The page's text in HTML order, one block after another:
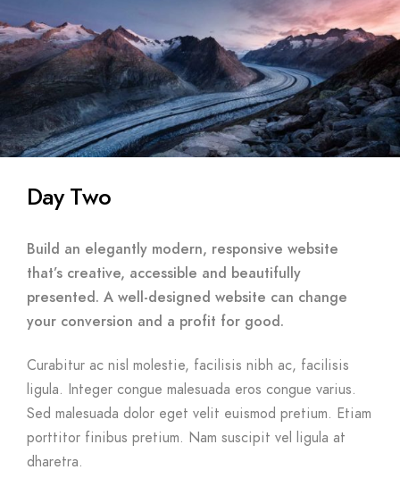
Day Two
Build an elegantly modern, responsive website
that’s creative, accessible and beautifully
presented. A well-designed website can change
your conversion and a profit for good.
Curabitur ac nisl molestie, facilisis nibh ac, facilisis
ligula. Integer congue malesuada eros congue varius.
Sed malesuada dolor eget velit euismod pretium. Etiam
porttitor finibus pretium. Nam suscipit vel ligula at
dharetra.